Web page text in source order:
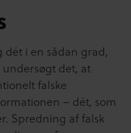
dét i en sådan grad,
det, at
falske
– dét, som
Spredning af falsk